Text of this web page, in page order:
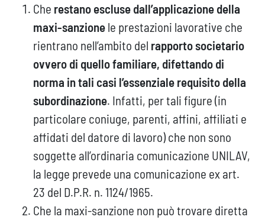
Che restano escluse dall’applicazione della
maxi-sanzione le prestazioni lavorative che
rientrano nell’ambito del rapporto societario
ovvero di quello familiare, difettando di
norma in tali casi l’essenziale requisito della
subordinazione. Infatti, per tali figure (in
particolare coniuge, parenti, affini, affiliati e
affidati del datore di lavoro) che non sono
soggette all’ordinaria comunicazione UNILAV,
la legge prevede una comunicazione ex art.
23 del D.P.R. n. 1124/1965.
Che la maxi-sanzione non può trovare diretta